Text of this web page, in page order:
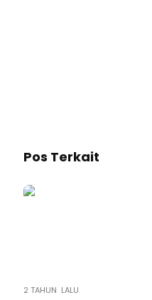
Pos Terkait
2 TAHUN LALU